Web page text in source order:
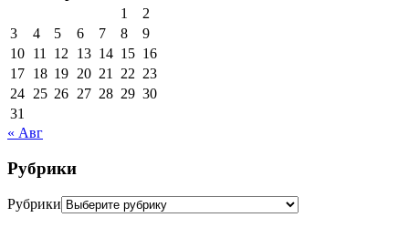
1
2
3
4 5 6 7 8
9
10 11 12 13 14 15 16
17 18 19 20 21 22 23
24 25 26 27 28 29 30
31
« Авг
Рубрики
Рубрики